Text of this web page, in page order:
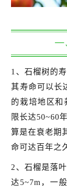
1、石榴树的
其寿命可以长
的栽培地区和
限长达50~60
算是在衰老期
命可达百年之
2、石榴是落
达5~7m，一